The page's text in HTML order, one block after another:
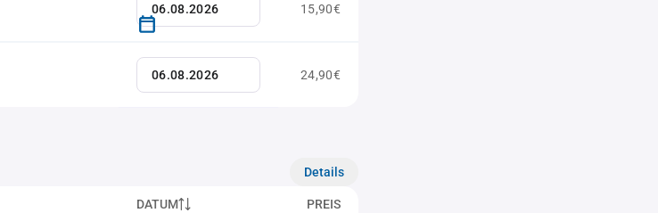
15,90€
24,90€
Details
DATUM PREIS